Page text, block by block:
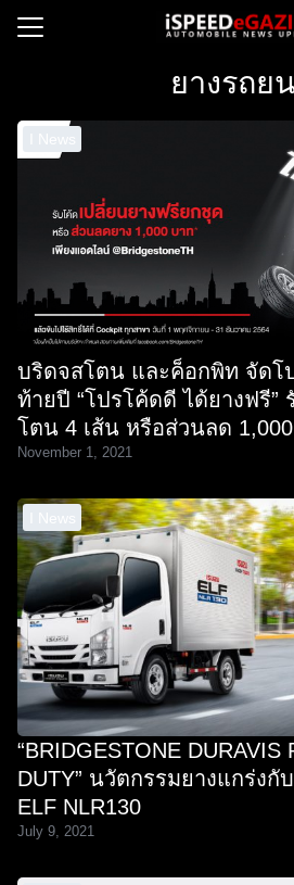
us
ยางรถย
I News
บริดจสโตน และค็อกพิท จัดโ
ท้ายปี “โปรโค้ดดี ได้ยางฟรี”
โตน 4 เส้น หรือส่วนลด
November 1, 2021
I News
“BRIDGESTONE DURAVIS
DUTY” นวัตกรรมยางแกร่งกั
ELF NLR130
July 9, 2021